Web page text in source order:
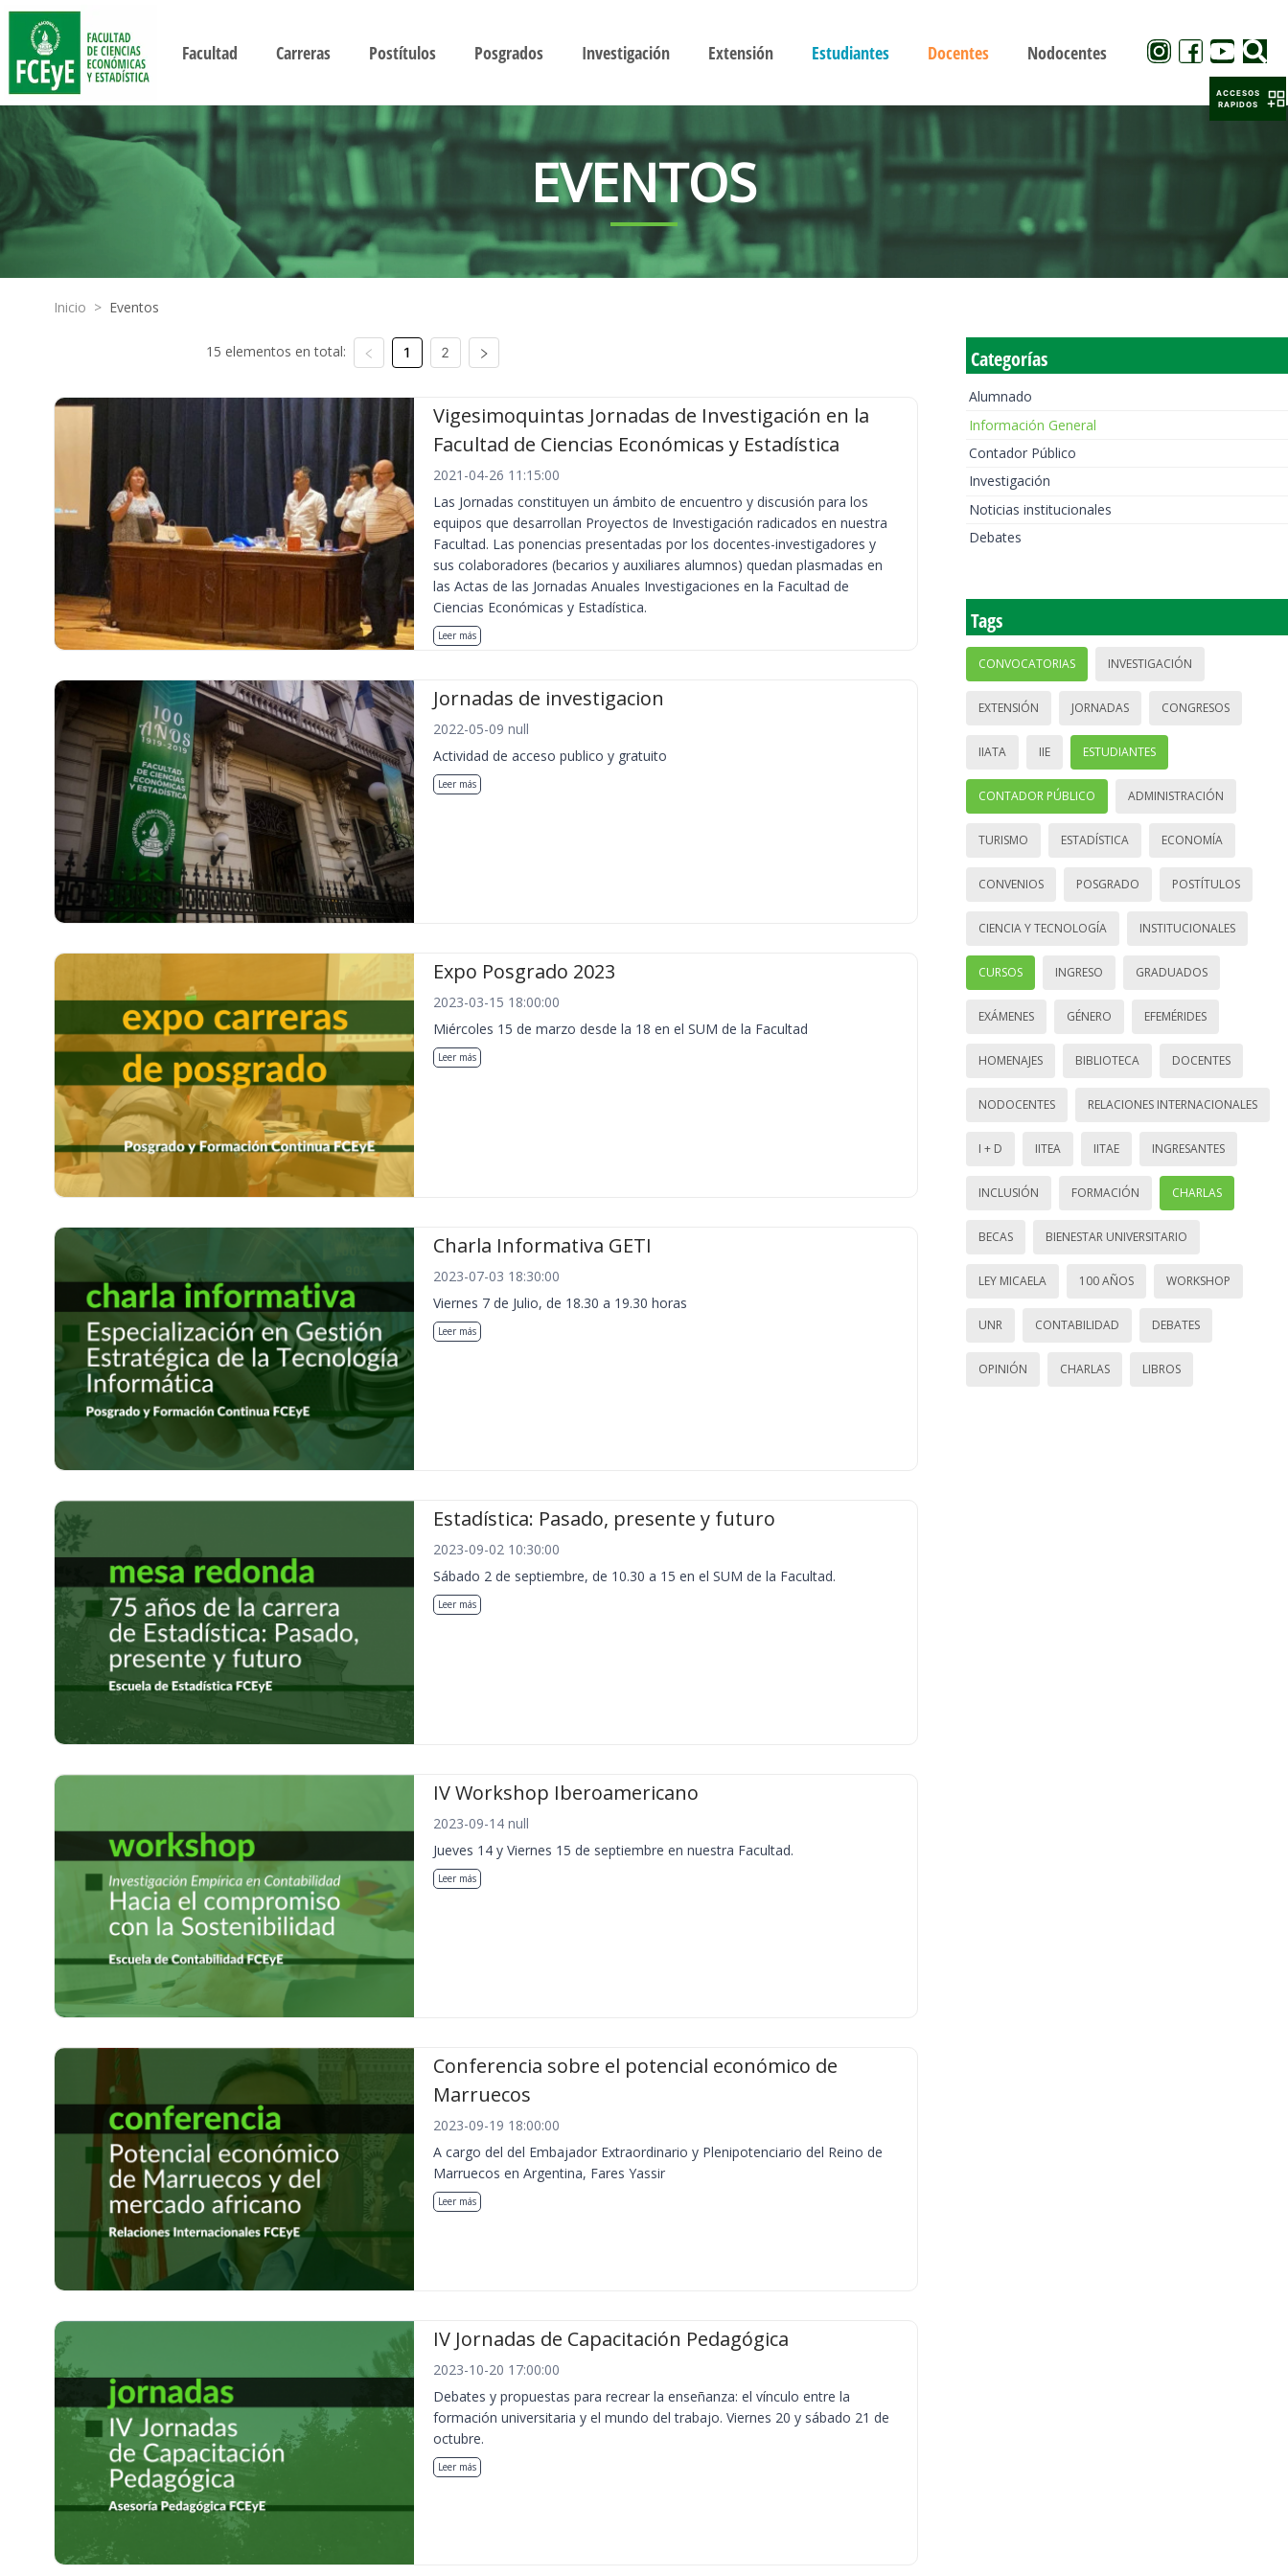
Facultad Carreras Postítulos Posgrados Investigación Extensión Estudiantes Docentes Nodocentes
EVENTOS
Inicio > Eventos
15 elementos en total: 1 2
Vigesimoquintas Jornadas de Investigación en la
Facultad de Ciencias Económicas y Estadística
2021-04-26 11:15:00
Las Jornadas constituyen un ámbito de encuentro y discusión para los
equipos que desarrollan Proyectos de Investigación radicados en nuestra
Facultad. Las ponencias presentadas por los docentes-investigadores y
sus colaboradores (becarios y auxiliares alumnos) quedan plasmadas en
las Actas de las Jornadas Anuales Investigaciones en la Facultad de
Ciencias Económicas y Estadística.
Leer más
Jornadas de investigacion
2022-05-09 null
Actividad de acceso publico y gratuito
Leer más
Expo Posgrado 2023
2023-03-15 18:00:00
Miércoles 15 de marzo desde la 18 en el SUM de la Facultad
Leer más
Charla Informativa GETI
2023-07-03 18:30:00
Viernes 7 de Julio, de 18.30 a 19.30 horas
Leer más
Estadística: Pasado, presente y futuro
2023-09-02 10:30:00
Sábado 2 de septiembre, de 10.30 a 15 en el SUM de la Facultad.
Leer más
IV Workshop Iberoamericano
2023-09-14 null
Jueves 14 y Viernes 15 de septiembre en nuestra Facultad.
Leer más
Conferencia sobre el potencial económico de
Marruecos
2023-09-19 18:00:00
A cargo del del Embajador Extraordinario y Plenipotenciario del Reino de
Marruecos en Argentina, Fares Yassir
Leer más
IV Jornadas de Capacitación Pedagógica
2023-10-20 17:00:00
Debates y propuestas para recrear la enseñanza: el vínculo entre la
formación universitaria y el mundo del trabajo. Viernes 20 y sábado 21 de
octubre.
Leer más
Categorías
Alumnado
Información General
Contador Público
Investigación
Noticias institucionales
Debates
Tags
CONVOCATORIAS INVESTIGACIÓN
EXTENSIÓN JORNADAS CONGRESOS
IIATA IIE ESTUDIANTES
CONTADOR PÚBLICO ADMINISTRACIÓN
TURISMO ESTADÍSTICA ECONOMÍA
CONVENIOS POSGRADO POSTÍTULOS
CIENCIA Y TECNOLOGÍA INSTITUCIONALES
CURSOS INGRESO GRADUADOS
EXÁMENES GÉNERO EFEMÉRIDES
HOMENAJES BIBLIOTECA DOCENTES
NODOCENTES RELACIONES INTERNACIONALES
I + D IITEA IITAE INGRESANTES
INCLUSIÓN FORMACIÓN CHARLAS
BECAS BIENESTAR UNIVERSITARIO
LEY MICAELA 100 AÑOS WORKSHOP
UNR CONTABILIDAD DEBATES
OPINIÓN CHARLAS LIBROS
ACCESOS
RAPIDOS